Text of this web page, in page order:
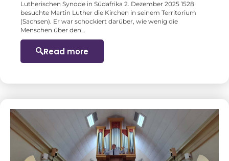
Lutherischen Synode in Südafrika 2. Dezember 2025 1528
besuchte Martin Luther die Kirchen in seinem Territorium
(Sachsen). Er war schockiert darüber, wie wenig die
Menschen über den…
Read more